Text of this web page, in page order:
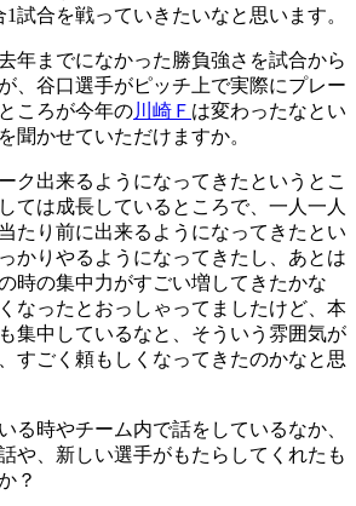
試合を戦っていきたいなと思います。
年までになかった勝負強さを試合から
、谷口選手がピッチ上で実際にプレー
ころが今年の川崎Ｆ は変わったなとい
聞かせていただけますか。
ク出来るようになってきたというとこ
ては成長しているところで、一人一人
たり前に出来るようになってきたとい
かりやるようになってきたし、あとは
時の集中力がすごい増してきたかな
なったとおっしゃってましたけど、本
集中しているなと、そういう雰囲気が
すごく頼もしくなってきたのかなと思
時やチーム内で話をしているなか、
や、新しい選手がもたらしてくれたも
？